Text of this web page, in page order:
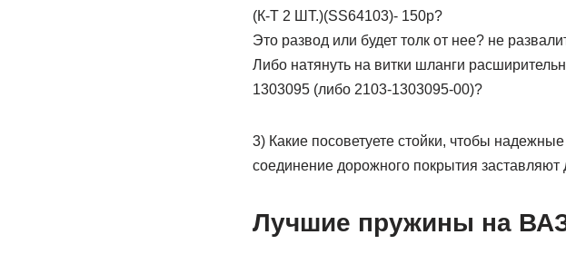
(К-Т 2 ШТ.)(SS64103)- 150р?
Это развод или будет толк от нее? не
Либо натянуть на витки шланги
1303095 (либо 2103-1303095-00)?
3) Какие посоветуете стойки, чтобы
соединение дорожного покрытия заставляют
Лучшие пружины на